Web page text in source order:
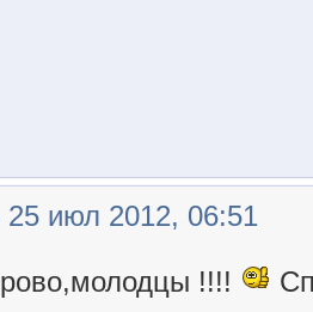
25 июл 2012, 06:51
!!!!